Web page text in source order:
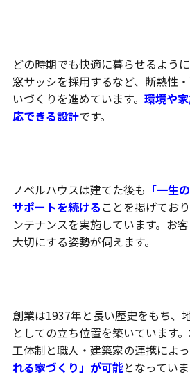
どの時期でも快適に暮らせるよう
窓サッシを採用するなど、断熱性
いづくりを進めています。 環境や
応できる設計です。
ノベルハウスは建てた後も 「一生
サポートを続ける ことを掲げてお
ンテナンスを実施しています。お
大切にする姿勢が伺えます。
創業は1937年と長い歴史をもち、
としての立ち位置を築いています
工体制と職人・建築家の連携によ
れる家づくり」が可能となっていま